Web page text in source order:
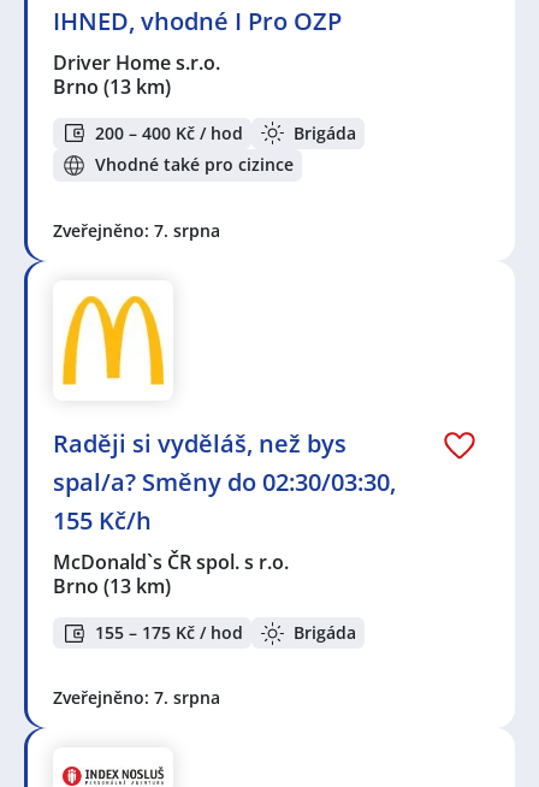
IHNED, vhodné I Pro OZP
Driver Home s.r.o.
Brno (13 km)
200 – 400 Kč / hod
Brigáda
Vhodné také pro cizince
Zveřejněno: 7. srpna
Raději si vyděláš, než bys
spal/a? Směny do 02:30/03:30,
155 Kč/h
McDonald`s ČR spol. s r.o.
Brno (13 km)
155 – 175 Kč / hod Brigáda
Zveřejněno: 7. srpna